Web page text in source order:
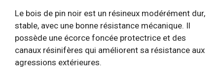
Le bois de pin noir est un résineux modérément dur,
stable, avec une bonne résistance mécanique. Il
possède une écorce foncée protectrice et des
canaux résinifères qui améliorent sa résistance aux
agressions extérieures.